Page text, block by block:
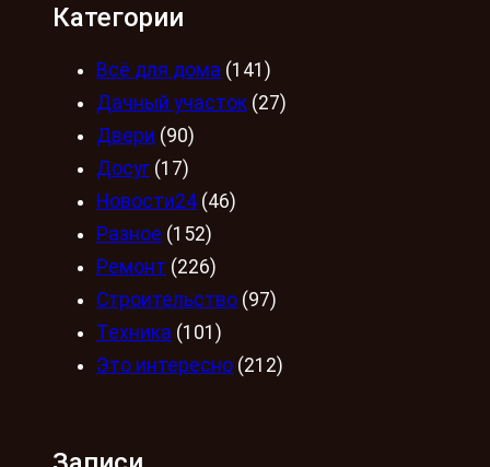
Категории
Всё для дома (141)
Дачный участок (27)
Двери (90)
Досуг (17)
Новости24 (46)
Разное (152)
Ремонт (226)
Строительство (97)
Техника (101)
Это интересно (212)